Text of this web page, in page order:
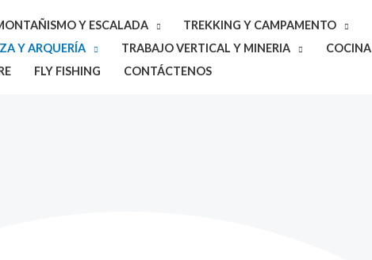
Y ESCALADA TREKKING Y CAMPAMENTO
Y ARQUERÍA TRABAJO VERTICAL Y MINERIA
COCINA
FLY FISHING CONTÁCTENOS